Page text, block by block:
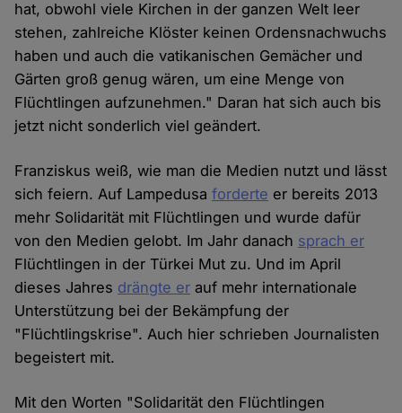
hat, obwohl viele Kirchen in der ganzen Welt leer
stehen, zahlreiche Klöster keinen Ordensnachwuchs
haben und auch die vatikanischen Gemächer und
Gärten groß genug wären, um eine Menge von
Flüchtlingen aufzunehmen." Daran hat sich auch bis
jetzt nicht sonderlich viel geändert.
Franziskus weiß, wie man die Medien nutzt und lässt
sich feiern. Auf Lampedusaforderte er bereits 2013
mehr Solidarität mit Flüchtlingen und wurde dafür
von den Medien gelobt. Im Jahr danach sprach er
Flüchtlingen in der Türkei Mut zu. Und im April
dieses Jahres drängte er auf mehr internationale
Unterstützung bei der Bekämpfung der
"Flüchtlingskrise". Auch hier schrieben Journalisten
begeistert mit.
Mit den Worten "Solidarität den Flüchtlingen